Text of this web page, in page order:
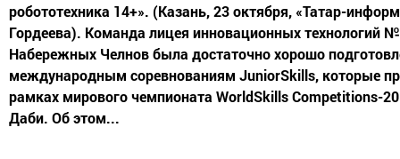
робототехника 14+». (Казань, 23 октября, «Татар-
Гордеева). Команда лицея инновационных технологий
Набережных Челнов была достаточно хорошо
международным соревнованиям JuniorSkills, которые
рамках мирового чемпионата WorldSkills Competitions-
Даби. Об этом...